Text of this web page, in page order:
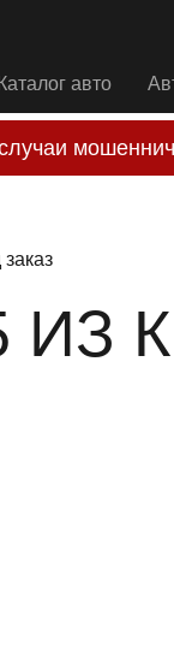
Каталог авто
ИЗ